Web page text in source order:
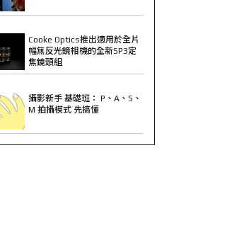
Cooke Optics推出適用於全片
幅無反光鏡相機的全新SP3定
焦鏡頭組
攝影新手 基礎班： P、A、S、
M 拍攝模式 先搞懂